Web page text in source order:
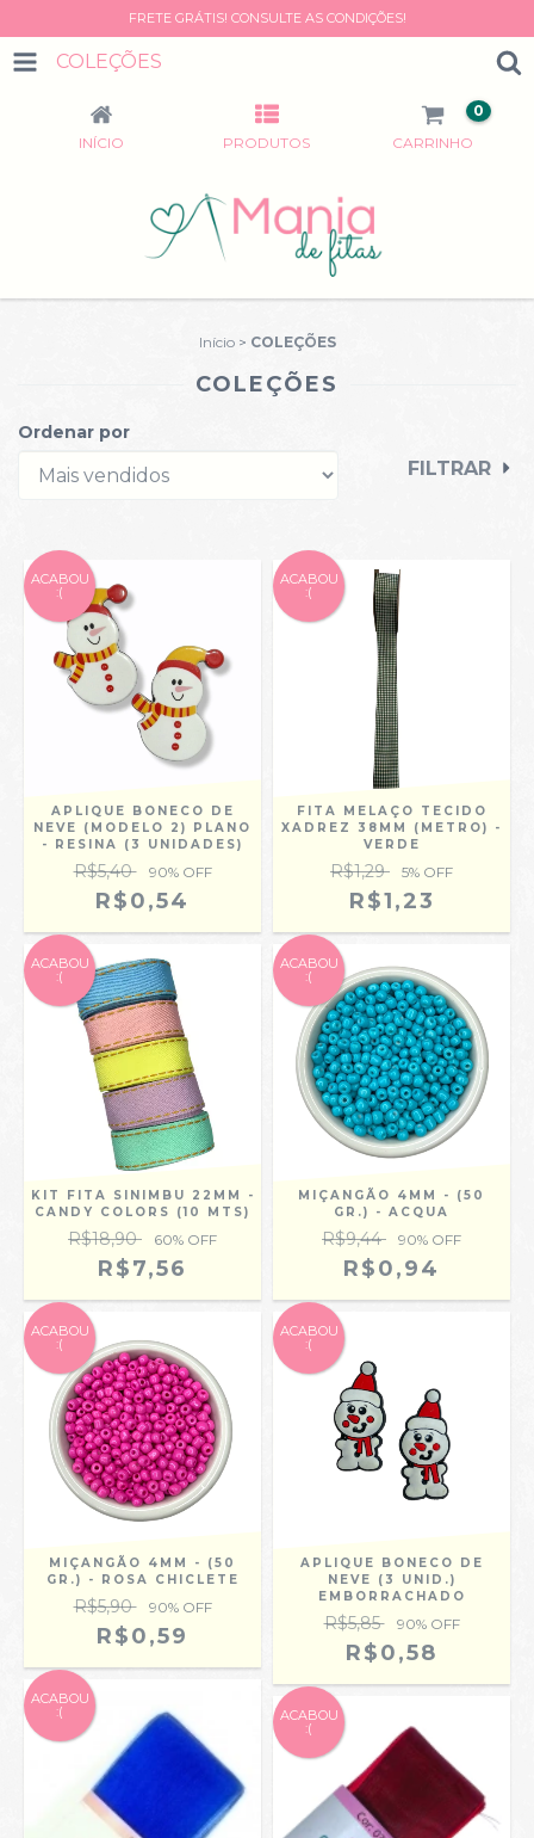
FRETE GRÁTIS! CONSULTE AS CONDIÇÕES!
COLEÇÕES
INÍCIO PRODUTOS CARRINHO
0
Início > COLEÇÕES
COLEÇÕES
Ordenar por
FILTRAR
ACABOU
:(
APLIQUE BONECO DE
NEVE (MODELO 2) PLANO
- RESINA (3 UNIDADES)
R$5,40 90% OFF
R$0,54
ACABOU
:(
FITA MELAÇO TECIDO
XADREZ 38MM (METRO) -
VERDE
R$1,29 5% OFF
R$1,23
ACABOU
:(
KIT FITA SINIMBU 22MM -
CANDY COLORS (10 MTS)
R$18,90 60% OFF
R$7,56
ACABOU
:(
MIÇANGÃO 4MM - (50
GR.) - ACQUA
R$9,44 90% OFF
R$0,94
ACABOU
:(
MIÇANGÃO 4MM - (50
GR.) - ROSA CHICLETE
R$5,90 90% OFF
R$0,59
ACABOU
:(
APLIQUE BONECO DE
NEVE (3 UNID.)
EMBORRACHADO
R$5,85 90% OFF
R$0,58
ACABOU
:( ACABOU
:(